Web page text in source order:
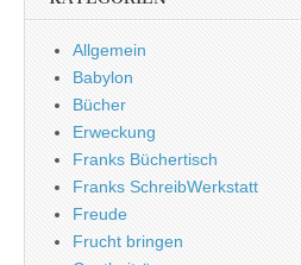
Allgemein
Babylon
Bücher
Erweckung
Franks Büchertisch
Franks SchreibWerkstatt
Freude
Frucht bringen